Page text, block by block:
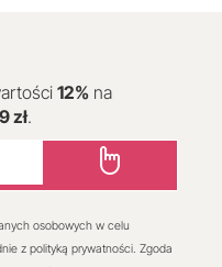
12% na
zł.
osobowych w celu
z polityką prywatności. Zgoda